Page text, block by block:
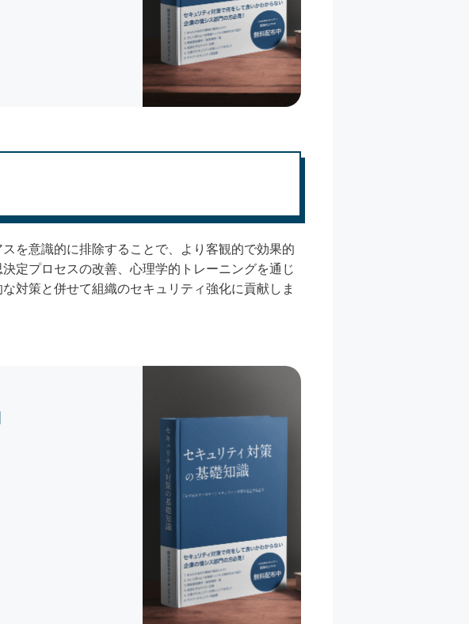
を意識的に排除することで、より客観的で効果的
定プロセスの改善、心理学的トレーニングを通じ
対策と併せて組織のセキュリティ強化に貢献しま